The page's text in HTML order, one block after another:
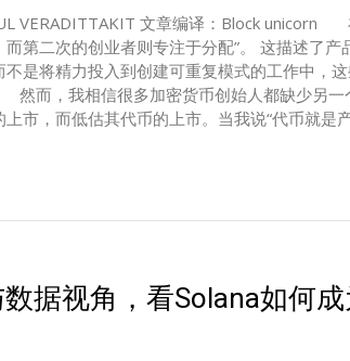
VERADITTAKIT 文章编译：Block unicorn
第二次的创业者则专注于分配”。 这描述了
不是将精力投入到创建可重复模式的工作中，
然而，我相信很多加密货币创始人都缺少另
上市，而低估其代币的上市。当我说“代币就是
据视角，看Solana如何